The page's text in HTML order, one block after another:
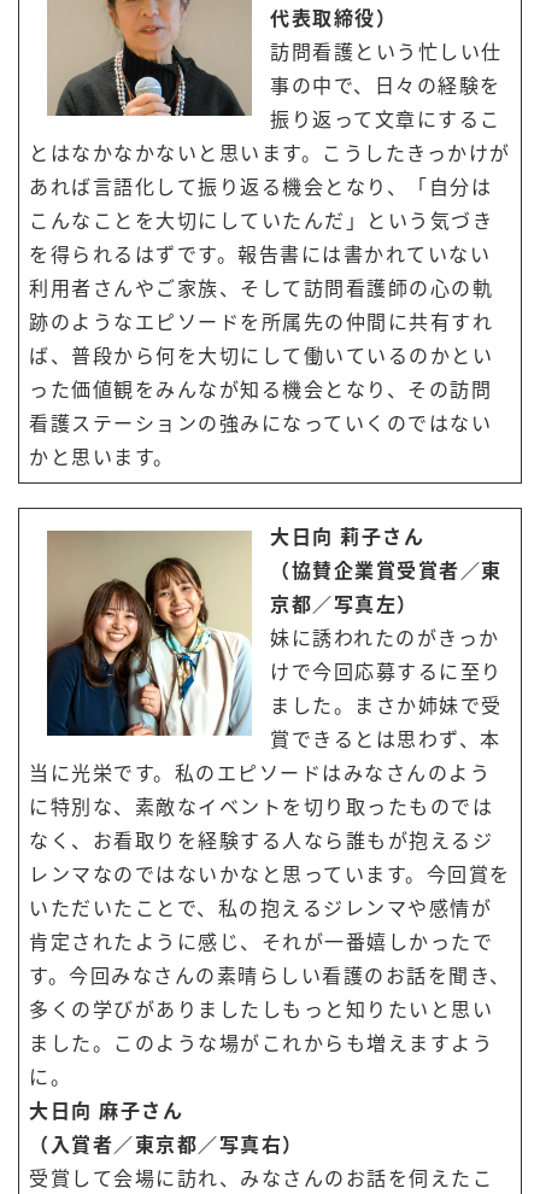
代表取締役）
訪問看護という忙しい仕
事の中で、日々の経験を
振り返って文章にするこ
とはなかなかないと思います。こうしたきっかけが
あれば言語化して振り返る機会となり、「自分は
こんなことを大切にしていたんだ」という気づき
を得られるはずです。報告書には書かれていない
利用者さんやご家族、そして訪問看護師の心の軌
跡のようなエピソードを所属先の仲間に共有すれ
ば、普段から何を大切にして働いているのかとい
った価値観をみんなが知る機会となり、その訪問
看護ステーションの強みになっていくのではない
かと思います。
大日向 莉子さん
（協賛企業賞受賞者／東
京都／写真左）
妹に誘われたのがきっか
けで今回応募するに至り
ました。まさか姉妹で受
賞できるとは思わず、本
当に光栄です。私のエピソードはみなさんのよう
に特別な、素敵なイベントを切り取ったものでは
なく、お看取りを経験する人なら誰もが抱えるジ
レンマなのではないかなと思っています。今回賞を
いただいたことで、私の抱えるジレンマや感情が
肯定されたように感じ、それが一番嬉しかったで
す。今回みなさんの素晴らしい看護のお話を聞き、
多くの学びがありましたしもっと知りたいと思い
ました。このような場がこれからも増えますよう
に。
大日向 麻子さん
（入賞者／東京都／写真右）
受賞して会場に訪れ、みなさんのお話を伺えたこ